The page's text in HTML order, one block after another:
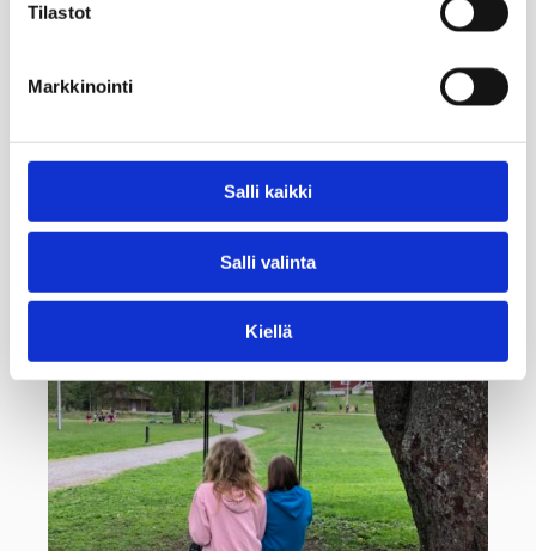
Tilastot
Markkinointi
Salli kaikki
Salli valinta
Kiellä